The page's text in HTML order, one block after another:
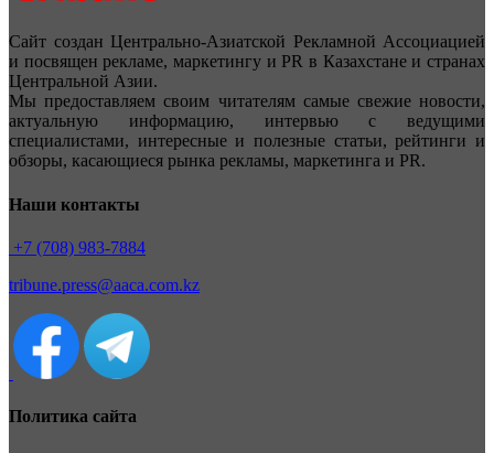
Сайт создан Центрально-Азиатской Рекламной Ассоциацией
и посвящен рекламе, маркетингу и PR в Казахстане и странах
Центральной Азии.
Мы предоставляем своим читателям самые свежие новости,
актуальную информацию, интервью с ведущими
специалистами, интересные и полезные статьи, рейтинги и
обзоры, касающиеся рынка рекламы, маркетинга и PR.
Наши контакты
+7 (708) 983-7884
tribune.press@aaca.com.kz
Политика сайта